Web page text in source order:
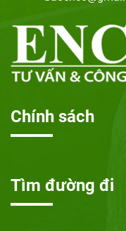
Chính sách
Tìm đường đi